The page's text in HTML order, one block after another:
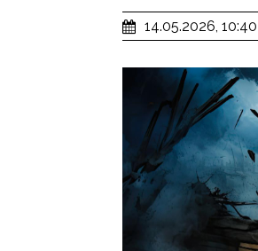
14.05.2026, 10:40